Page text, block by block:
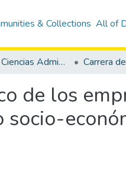
& Collections All of
Facultad de Ciencias Administrativas
de los